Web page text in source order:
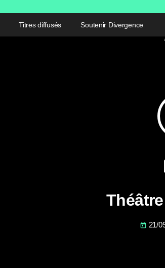
Titres diffusés Soutenir Divergence
today 21/